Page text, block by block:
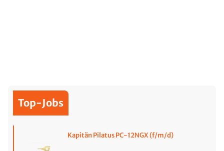
Top-Jobs
Kapitän Pilatus PC-12NGX (f/m/d)